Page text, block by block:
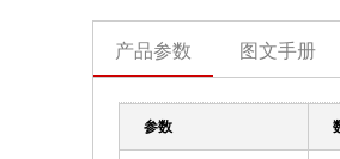
产品参数 图文手册
参数